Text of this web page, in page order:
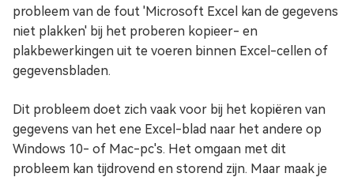
probleem van de fout 'Microsoft Excel kan de gegevens
niet plakken' bij het proberen kopieer- en
plakbewerkingen uit te voeren binnen Excel-cellen of
gegevensbladen.
Dit probleem doet zich vaak voor bij het kopiëren van
gegevens van het ene Excel-blad naar het andere op
Windows 10- of Mac-pc's. Het omgaan met dit
probleem kan tijdrovend en storend zijn. Maar maak je